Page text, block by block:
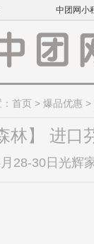
中团网小
首页 > 爆品优惠 >
林】 进口
月28-30日光辉